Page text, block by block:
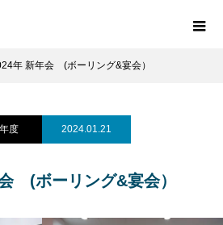
年 新年会 (ボーリング&宴会）
度 2024.01.21
(ボーリング&宴会）